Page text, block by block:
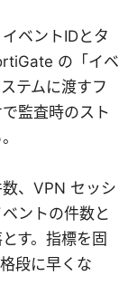
ベントIDとタ
の「イベ
テムに渡すフ
監査時のスト
、VPN セッシ
ントの件数と
す。指標を固
段に早くな